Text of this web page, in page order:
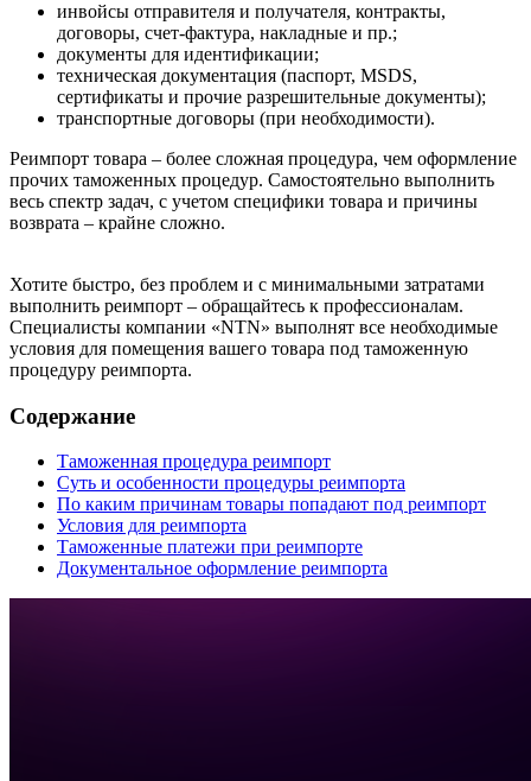
инвойсы отправителя и получателя, контракты,
договоры, счет-фактура, накладные и пр.;
документы для идентификации;
техническая документация (паспорт, MSDS,
сертификаты и прочие разрешительные документы);
транспортные договоры (при необходимости).
Реимпорт товара – более сложная процедура, чем оформление
прочих таможенных процедур. Самостоятельно выполнить
весь спектр задач, с учетом специфики товара и причины
возврата – крайне сложно.
Хотите быстро, без проблем и с минимальными затратами
выполнить реимпорт – обращайтесь к профессионалам.
Специалисты компании «NTN» выполнят все необходимые
условия для помещения вашего товара под таможенную
процедуру реимпорта.
Содержание
Таможенная процедура реимпорт
Суть и особенности процедуры реимпорта
По каким причинам товары попадают под реимпорт
Условия для реимпорта
Таможенные платежи при реимпорте
Документальное оформление реимпорта